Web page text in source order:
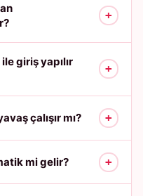
+
giriş yapılır
+
çalışır mı? +
mi gelir? +